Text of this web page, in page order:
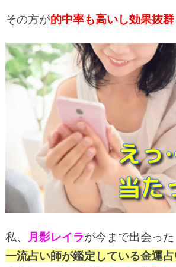
その方が的中率も高いし効果抜群
私、 月影レイラが今まで出会った
一流占い師が鑑定している金運占